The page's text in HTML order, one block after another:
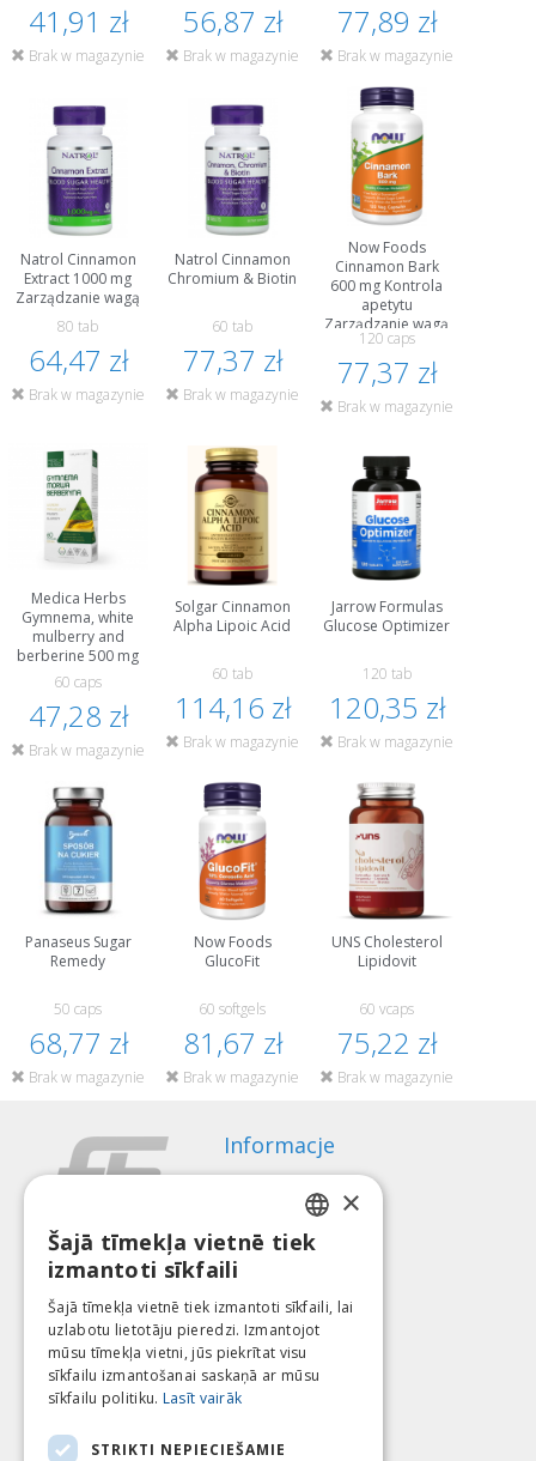
41,91 zł
Brak w magazynie
56,87 zł
Brak w magazynie
77,89 zł
Brak w magazynie
Natrol Cinnamon
Extract 1000 mg
Zarządzanie wagą
80 tab
64,47 zł
Brak w magazynie
Natrol Cinnamon
Chromium & Biotin
60 tab
77,37 zł
Brak w magazynie
Now Foods
Cinnamon Bark
600 mg Kontrola
apetytu
Zarządzanie wagą
120 caps
77,37 zł
Brak w magazynie
Medica Herbs
Gymnema, white
mulberry and
berberine 500 mg
60 caps
47,28 zł
Brak w magazynie
Solgar Cinnamon
Alpha Lipoic Acid
60 tab
114,16 zł
Brak w magazynie
Jarrow Formulas
Glucose Optimizer
120 tab
120,35 zł
Brak w magazynie
Panaseus Sugar
Remedy
50 caps
68,77 zł
Brak w magazynie
Now Foods
GlucoFit
60 softgels
81,67 zł
Brak w magazynie
UNS Cholesterol
Lipidovit
60 vcaps
75,22 zł
Brak w magazynie
Informacje
Sposoby płatności
Regulamin zwrotów
O nas
Kontakt
Regulamin
Polityka Prywatności
Dołącz do nas Znajdź nas
LATVIAN
LITHUANIAN
ESTONIAN
×
Šajā tīmekļa vietnē tiek
izmantoti sīkfaili
Šajā tīmekļa vietnē tiek izmantoti sīkfaili, lai
uzlabotu lietotāju pieredzi. Izmantojot
mūsu tīmekļa vietni, jūs piekrītat visu
sīkfailu izmantošanai saskaņā ar mūsu
sīkfailu politiku. Lasīt vairāk
STRIKTI NEPIECIEŠAMIE